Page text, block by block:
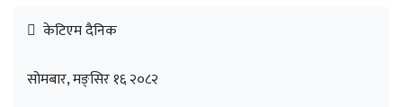
केटिएम दैनिक
सोमबार, मङ्सिर १६ २०८२